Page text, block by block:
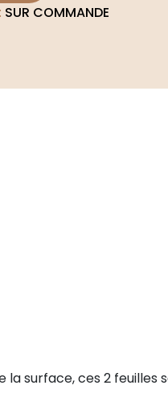
SUR COMMANDE
surface, ces 2 feuilles